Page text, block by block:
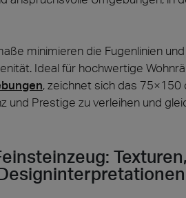
minimieren die Fugenlinien
Ideal für hochwertige
, zeichnet sich das 75×150
und Prestige zu verleihen und